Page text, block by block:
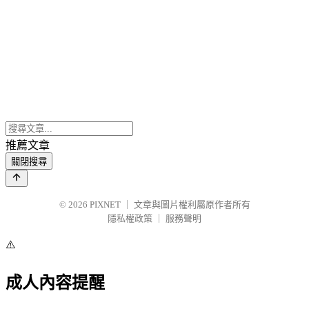
推薦文章
關閉搜尋
© 2026 PIXNET
文章與圖片權利屬原作者所有
隱私權政策
服務聲明
⚠️
成人內容提醒